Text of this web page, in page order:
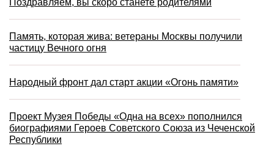
Поздравляем, вы скоро станете родителями
Память, которая жива: ветераны Москвы получили
частицу Вечного огня
Народный фронт дал старт акции «Огонь памяти»
Проект Музея Победы «Одна на всех» пополнился
биографиями Героев Советского Союза из Чеченской
Республики